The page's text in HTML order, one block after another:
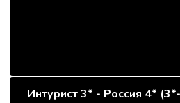
Интурист 3* - Россия 4*